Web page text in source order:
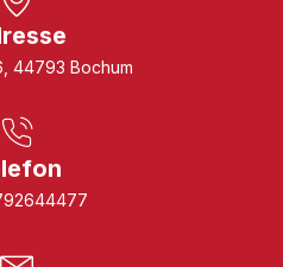
44793 Bochum